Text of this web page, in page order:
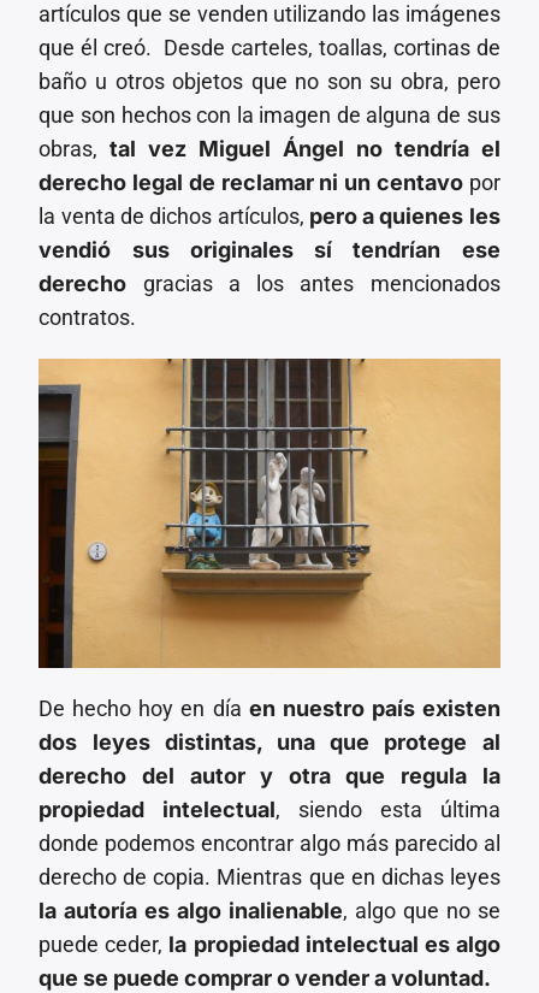
artículos que se venden utilizando las imágenes
que él creó. Desde carteles, toallas, cortinas de
baño u otros objetos que no son su obra, pero
que son hechos con la imagen de alguna de sus
obras,tal vez Miguel Ángel no tendría el
derecho legal de reclamar ni un centavopor
la venta de dichos artículos, pero a quienes les
vendió sus originales sí tendrían ese
derecho gracias a los antes mencionados
contratos.
De hecho hoy en día en nuestro país existen
dos leyes distintas, una que protege al
derecho del autor y otra que regula la
propiedad intelectual, siendo esta última
donde podemos encontrar algo más parecido al
derecho de copia. Mientras que en dichas leyes
la autoría es algo inalienable, algo que no se
puede ceder, la propiedad intelectual es algo
que se puede comprar o vender a voluntad.